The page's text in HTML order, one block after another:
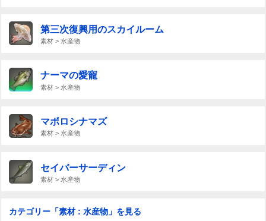
第三次復興用のスカイルーム
素材 > 水産物
ナーマの愛寵
素材 > 水産物
マボロシナマズ
素材 > 水産物
セイバーサーディン
素材 > 水産物
カテゴリー「素材 : 水産物」を見る